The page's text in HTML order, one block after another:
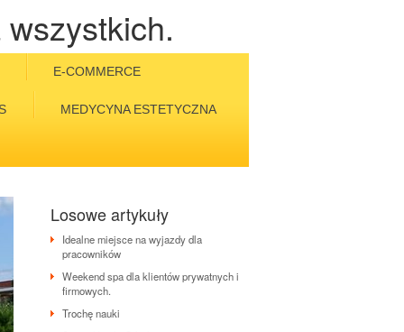
E-COMMERCE
MEDYCYNA ESTETYCZNA
Losowe artykuły
Idealne miejsce na wyjazdy dla
pracowników
Weekend spa dla klientów prywatnych i
firmowych.
Trochę nauki